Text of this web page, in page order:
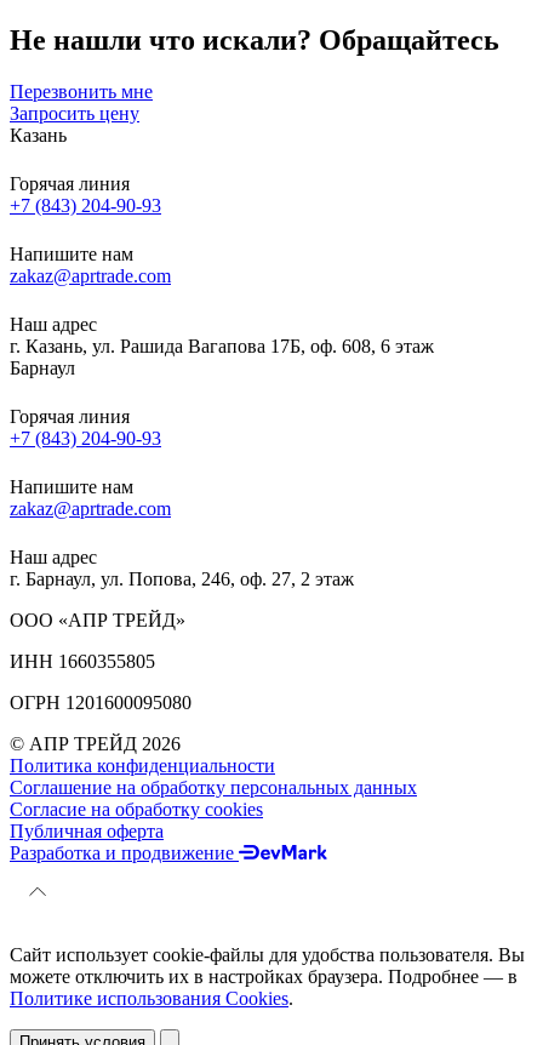
Не нашли что искали? Обращайтесь
Перезвонить мне
Запросить цену
Казань
Горячая линия
+7 (843) 204-90-93
Напишите нам
zakaz@aprtrade.com
Наш адрес
г. Казань, ул. Рашида Вагапова 17Б, оф. 608, 6 этаж
Барнаул
Горячая линия
+7 (843) 204-90-93
Напишите нам
zakaz@aprtrade.com
Наш адрес
г. Барнаул, ул. Попова, 246, оф. 27, 2 этаж
ООО «АПР ТРЕЙД»
ИНН 1660355805
ОГРН 1201600095080
© АПР ТРЕЙД 2026
Политика конфиденциальности
Соглашение на обработку персональных данных
Согласие на обработку cookies
Публичная оферта
Разработка и продвижение
Сайт использует cookie-файлы для удобства пользователя. Вы
можете отключить их в настройках браузера. Подробнее — в
Политике использования Cookies.